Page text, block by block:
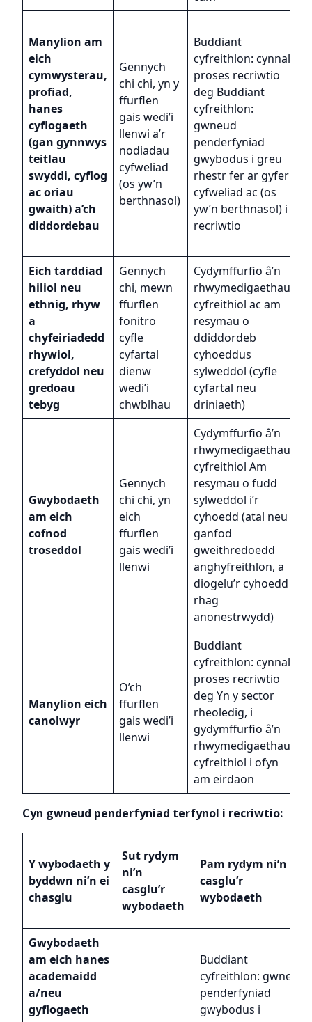
Manylion am
eich
cymwysterau,
profiad,
hanes
cyflogaeth
(gan gynnwys
teitlau
swyddi, cyflog
ac oriau
gwaith) a’ch
diddordebau
Gennych
chi chi, yn y
ffurflen
gais wedi’i
llenwi a’r
nodiadau
cyfweliad
(os yw’n
berthnasol)
Buddiant
cyfreithlon: cynnal
proses recriwtio
deg Buddiant
cyfreithlon:
gwneud
penderfyniad
gwybodus i greu
rhestr fer ar gyfer
cyfweliad ac (os
yw’n berthnasol) i
recriwtio
Eich tarddiad
hiliol neu
ethnig, rhyw
a
chyfeiriadedd
rhywiol,
crefyddol neu
gredoau
tebyg
Gennych
chi, mewn
ffurflen
fonitro
cyfle
cyfartal
dienw
wedi’i
chwblhau
Cydymffurfio â’n
rhwymedigaethau
cyfreithiol ac am
resymau o
ddiddordeb
cyhoeddus
sylweddol (cyfle
cyfartal neu
driniaeth)
Gwybodaeth
am eich
cofnod
troseddol
Gennych
chi chi, yn
eich
ffurflen
gais wedi’i
llenwi
Cydymffurfio â’n
rhwymedigaethau
cyfreithiol Am
resymau o fudd
sylweddol i’r
cyhoedd (atal neu
ganfod
gweithredoedd
anghyfreithlon, a
diogelu’r cyhoedd
rhag
anonestrwydd)
Manylion eich
canolwyr
O’ch
ffurflen
gais wedi’i
llenwi
Buddiant
cyfreithlon: cynnal
proses recriwtio
deg Yn y sector
rheoledig, i
gydymffurfio â’n
rhwymedigaethau
cyfreithiol i ofyn
am eirdaon
Cyn gwneud penderfyniad terfynol i recriwtio:
Y wybodaeth y
byddwn ni’n ei
chasglu
Sut rydym
ni’n
casglu’r
wybodaeth
Pam rydym ni’n
casglu’r
wybodaeth
Gwybodaeth
am eich hanes
academaidd
a/neu
gyflogaeth
Buddiant
cyfreithlon: gwneud
penderfyniad
gwybodus i